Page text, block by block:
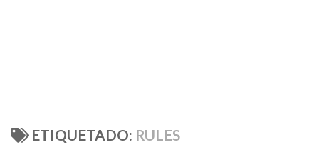
ETIQUETADO: RULES